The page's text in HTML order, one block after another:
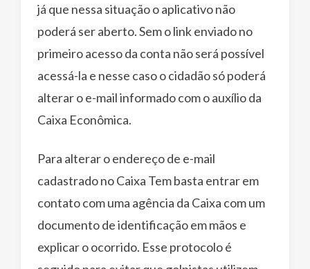
já que nessa situação o aplicativo não
poderá ser aberto. Sem o link enviado no
primeiro acesso da conta não será possível
acessá-la e nesse caso o cidadão só poderá
alterar o e-mail informado com o auxílio da
Caixa Econômica.
Para alterar o endereço de e-mail
cadastrado no Caixa Tem basta entrar em
contato com uma agência da Caixa com um
documento de identificação em mãos e
explicar o ocorrido. Esse protocolo é